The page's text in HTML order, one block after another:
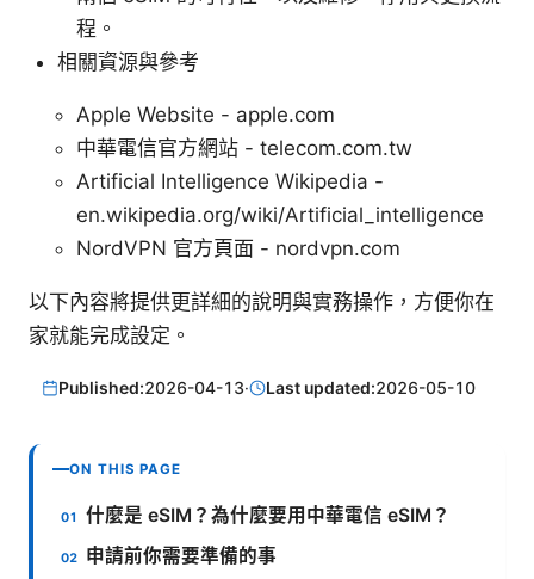
程。
相關資源與參考
Apple Website - apple.com
中華電信官方網站 - telecom.com.tw
Artificial Intelligence Wikipedia -
en.wikipedia.org/wiki/Artificial_intelligence
NordVPN 官方頁面 - nordvpn.com
以下內容將提供更詳細的說明與實務操作，方便你在
家就能完成設定。
Published:2026-04-13· Last updated:2026-05-10
ON THIS PAGE
什麼是 eSIM？為什麼要用中華電信 eSIM？
申請前你需要準備的事